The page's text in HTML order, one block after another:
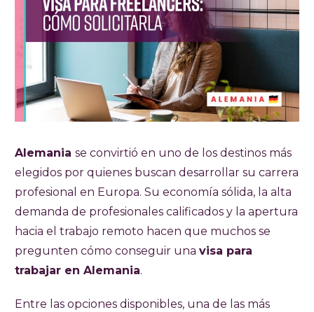
Alemania se convirtió en uno de los destinos más
elegidos por quienes buscan desarrollar su carrera
profesional en Europa. Su economía sólida, la alta
demanda de profesionales calificados y la apertura
hacia el trabajo remoto hacen que muchos se
pregunten cómo conseguir una visa para
trabajar en Alemania.
Entre las opciones disponibles, una de las más